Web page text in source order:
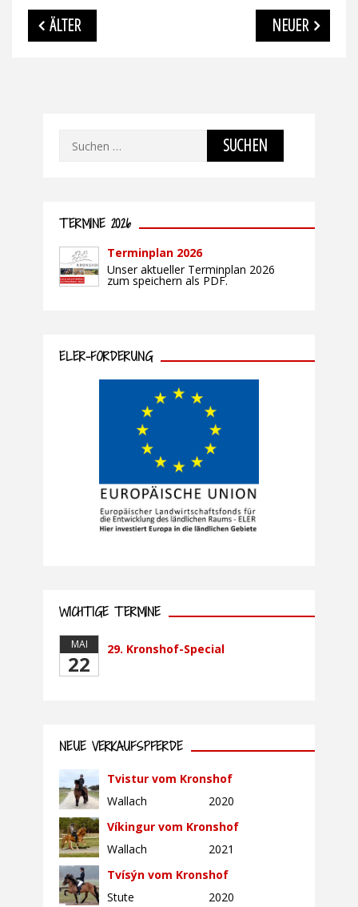
Beitragsnavigation
ÄLTER NEUER
Suchen
TERMINE 2026
Terminplan 2026
Unser aktueller Terminplan 2026
zum speichern als PDF.
ELER-FÖRDERUNG
WICHTIGE TERMINE
MAI
22
29. Kronshof-Special
NEUE VERKAUFSPFERDE
Tvistur vom Kronshof
Wallach
2020
Víkingur vom Kronshof
Wallach
2021
Tvísýn vom Kronshof
Stute
2020